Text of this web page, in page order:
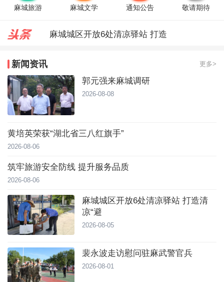
麻城旅游 麻城文学 通知公告 敬请期待
麻城城区开放6处清凉驿站 打造
台风靠近！直冲40℃，黄冈高温预
新闻资讯 更多>
郭元强来麻城调研
2026-08-08
黄培英荣获“湖北省三八红旗手”
2026-08-06
筑牢旅游安全防线 提升服务品质
2026-08-06
麻城城区开放6处清凉驿站 打造清
凉“避
2026-08-05
裴永波走访慰问驻麻武警官兵
2026-08-01